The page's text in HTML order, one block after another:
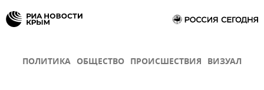
ПОЛИТИКА ОБЩЕСТВО ПРОИСШЕСТВИЯ ВИЗУАЛ